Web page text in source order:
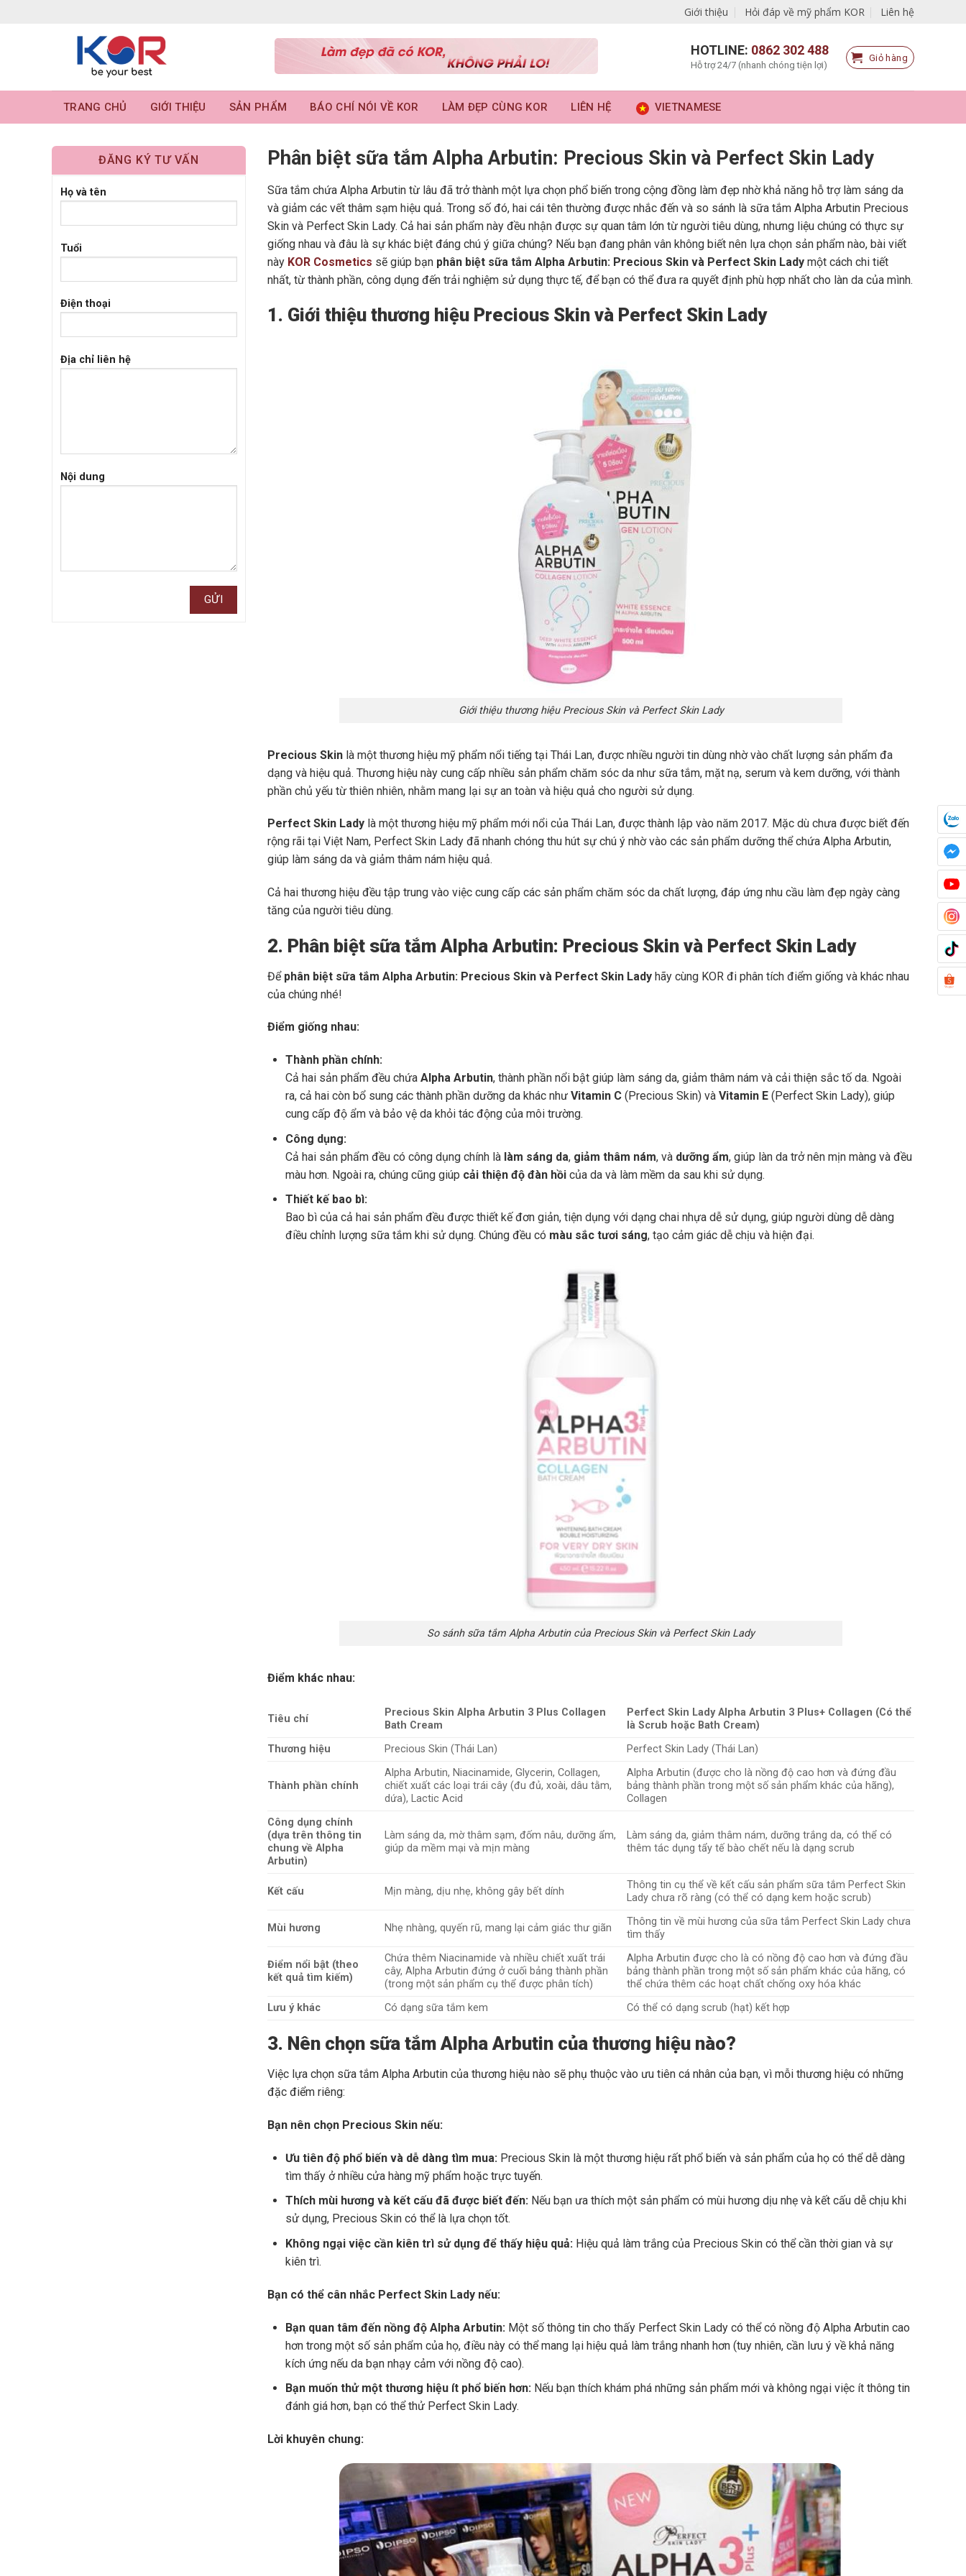
Giới thiệu Hỏi đáp về mỹ phẩm KOR Liên hệ
HOTLINE: 0862 302 488
Hỗ trợ 24/7 (nhanh chóng tiện lợi)
Giỏ hàng
TRANG CHỦ GIỚI THIỆU SẢN PHẨM BÁO CHÍ NÓI VỀ KOR LÀM ĐẸP CÙNG KOR LIÊN HỆ VIETNAMESE
Phân biệt sữa tắm Alpha Arbutin: Precious Skin và Perfect Skin Lady
Sữa tắm chứa Alpha Arbutin từ lâu đã trở thành một lựa chọn phổ biến trong cộng đồng làm đẹp nhờ khả năng hỗ trợ làm sáng da
và giảm các vết thâm sạm hiệu quả. Trong số đó, hai cái tên thường được nhắc đến và so sánh là sữa tắm Alpha Arbutin Precious
Skin và Perfect Skin Lady. Cả hai sản phẩm này đều nhận được sự quan tâm lớn từ người tiêu dùng, nhưng liệu chúng có thực sự
giống nhau và đâu là sự khác biệt đáng chú ý giữa chúng? Nếu bạn đang phân vân không biết nên lựa chọn sản phẩm nào, bài viết
này KOR Cosmetics sẽ giúp bạn phân biệt sữa tắm Alpha Arbutin: Precious Skin và Perfect Skin Lady một cách chi tiết
nhất, từ thành phần, công dụng đến trải nghiệm sử dụng thực tế, để bạn có thể đưa ra quyết định phù hợp nhất cho làn da của mình.
1. Giới thiệu thương hiệu Precious Skin và Perfect Skin Lady
Giới thiệu thương hiệu Precious Skin và Perfect Skin Lady
Precious Skin là một thương hiệu mỹ phẩm nổi tiếng tại Thái Lan, được nhiều người tin dùng nhờ vào chất lượng sản phẩm đa
dạng và hiệu quả. Thương hiệu này cung cấp nhiều sản phẩm chăm sóc da như sữa tắm, mặt nạ, serum và kem dưỡng, với thành
phần chủ yếu từ thiên nhiên, nhằm mang lại sự an toàn và hiệu quả cho người sử dụng.
Perfect Skin Lady là một thương hiệu mỹ phẩm mới nổi của Thái Lan, được thành lập vào năm 2017. Mặc dù chưa được biết đến
rộng rãi tại Việt Nam, Perfect Skin Lady đã nhanh chóng thu hút sự chú ý nhờ vào các sản phẩm dưỡng thể chứa Alpha Arbutin,
giúp làm sáng da và giảm thâm nám hiệu quả.
Cả hai thương hiệu đều tập trung vào việc cung cấp các sản phẩm chăm sóc da chất lượng, đáp ứng nhu cầu làm đẹp ngày càng
tăng của người tiêu dùng.
2. Phân biệt sữa tắm Alpha Arbutin: Precious Skin và Perfect Skin Lady
Để phân biệt sữa tắm Alpha Arbutin: Precious Skin và Perfect Skin Lady hãy cùng KOR đi phân tích điểm giống và khác nhau
của chúng nhé!
Điểm giống nhau:
Thành phần chính:
Cả hai sản phẩm đều chứa Alpha Arbutin, thành phần nổi bật giúp làm sáng da, giảm thâm nám và cải thiện sắc tố da. Ngoài
ra, cả hai còn bổ sung các thành phần dưỡng da khác như Vitamin C (Precious Skin) và Vitamin E (Perfect Skin Lady), giúp
cung cấp độ ẩm và bảo vệ da khỏi tác động của môi trường.
Công dụng:
Cả hai sản phẩm đều có công dụng chính là làm sáng da, giảm thâm nám, và dưỡng ẩm, giúp làn da trở nên mịn màng và đều
màu hơn. Ngoài ra, chúng cũng giúp cải thiện độ đàn hồi của da và làm mềm da sau khi sử dụng.
Thiết kế bao bì:
Bao bì của cả hai sản phẩm đều được thiết kế đơn giản, tiện dụng với dạng chai nhựa dễ sử dụng, giúp người dùng dễ dàng
điều chỉnh lượng sữa tắm khi sử dụng. Chúng đều có màu sắc tươi sáng, tạo cảm giác dễ chịu và hiện đại.
So sánh sữa tắm Alpha Arbutin của Precious Skin và Perfect Skin Lady
Điểm khác nhau:
Tiêu chí
Precious Skin Alpha Arbutin 3 Plus Collagen
Bath Cream
Perfect Skin Lady Alpha Arbutin 3 Plus+ Collagen (Có thể
là Scrub hoặc Bath Cream)
Thương hiệu
Precious Skin (Thái Lan) Perfect Skin Lady (Thái Lan)
Thành phần chính
Alpha Arbutin, Niacinamide, Glycerin, Collagen,
chiết xuất các loại trái cây (đu đủ, xoài, dâu tằm,
dứa), Lactic Acid
Alpha Arbutin (được cho là nồng độ cao hơn và đứng đầu
bảng thành phần trong một số sản phẩm khác của hãng),
Collagen
Công dụng chính
(dựa trên thông tin
chung về Alpha
Arbutin)
Làm sáng da, mờ thâm sạm, đốm nâu, dưỡng ẩm,
giúp da mềm mại và mịn màng
Làm sáng da, giảm thâm nám, dưỡng trắng da, có thể có
thêm tác dụng tẩy tế bào chết nếu là dạng scrub
Kết cấu Mịn màng, dịu nhẹ, không gây bết dính
Thông tin cụ thể về kết cấu sản phẩm sữa tắm Perfect Skin
Lady chưa rõ ràng (có thể có dạng kem hoặc scrub)
Mùi hương Nhẹ nhàng, quyến rũ, mang lại cảm giác thư giãn
Thông tin về mùi hương của sữa tắm Perfect Skin Lady chưa
tìm thấy
Điểm nổi bật (theo
kết quả tìm kiếm)
Chứa thêm Niacinamide và nhiều chiết xuất trái
cây, Alpha Arbutin đứng ở cuối bảng thành phần
(trong một sản phẩm cụ thể được phân tích)
Alpha Arbutin được cho là có nồng độ cao hơn và đứng đầu
bảng thành phần trong một số sản phẩm khác của hãng, có
thể chứa thêm các hoạt chất chống oxy hóa khác
Lưu ý khác
Có dạng sữa tắm kem Có thể có dạng scrub (hạt) kết hợp
3. Nên chọn sữa tắm Alpha Arbutin của thương hiệu nào?
Việc lựa chọn sữa tắm Alpha Arbutin của thương hiệu nào sẽ phụ thuộc vào ưu tiên cá nhân của bạn, vì mỗi thương hiệu có những
đặc điểm riêng:
Bạn nên chọn Precious Skin nếu:
Ưu tiên độ phổ biến và dễ dàng tìm mua: Precious Skin là một thương hiệu rất phổ biến và sản phẩm của họ có thể dễ dàng
tìm thấy ở nhiều cửa hàng mỹ phẩm hoặc trực tuyến.
Thích mùi hương và kết cấu đã được biết đến: Nếu bạn ưa thích một sản phẩm có mùi hương dịu nhẹ và kết cấu dễ chịu khi
sử dụng, Precious Skin có thể là lựa chọn tốt.
Không ngại việc cần kiên trì sử dụng để thấy hiệu quả: Hiệu quả làm trắng của Precious Skin có thể cần thời gian và sự
kiên trì.
Bạn có thể cân nhắc Perfect Skin Lady nếu:
Bạn quan tâm đến nồng độ Alpha Arbutin: Một số thông tin cho thấy Perfect Skin Lady có thể có nồng độ Alpha Arbutin cao
hơn trong một số sản phẩm của họ, điều này có thể mang lại hiệu quả làm trắng nhanh hơn (tuy nhiên, cần lưu ý về khả năng
kích ứng nếu da bạn nhạy cảm với nồng độ cao).
Bạn muốn thử một thương hiệu ít phổ biến hơn: Nếu bạn thích khám phá những sản phẩm mới và không ngại việc ít thông tin
đánh giá hơn, bạn có thể thử Perfect Skin Lady.
Lời khuyên chung:
ĐĂNG KÝ TƯ VẤN
Họ và tên
Tuổi
Điện thoại
Địa chỉ liên hệ
Nội dung